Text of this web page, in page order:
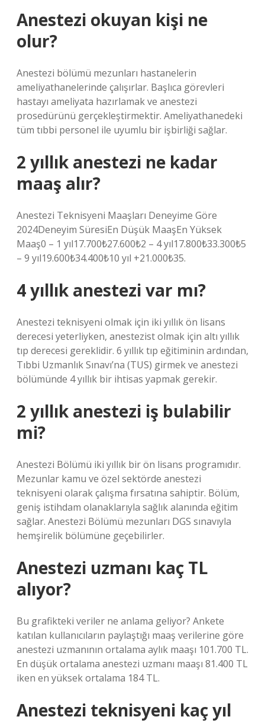
Anestezi okuyan kişi ne
olur?
Anestezi bölümü mezunları hastanelerin
ameliyathanelerinde çalışırlar. Başlıca görevleri
hastayı ameliyata hazırlamak ve anestezi
prosedürünü gerçekleştirmektir. Ameliyathanedeki
tüm tıbbi personel ile uyumlu bir işbirliği sağlar.
2 yıllık anestezi ne kadar
maaş alır?
Anestezi Teknisyeni Maaşları Deneyime Göre
2024Deneyim SüresiEn Düşük MaaşEn Yüksek
Maaş0 – 1 yıl17.700₺27.600₺2 – 4 yıl17.800₺33.300₺5
– 9 yıl19.600₺34.400₺10 yıl +21.000₺35.
4 yıllık anestezi var mı?
Anestezi teknisyeni olmak için iki yıllık ön lisans
derecesi yeterliyken, anestezist olmak için altı yıllık
tıp derecesi gereklidir. 6 yıllık tıp eğitiminin ardından,
Tıbbi Uzmanlık Sınavı’na (TUS) girmek ve anestezi
bölümünde 4 yıllık bir ihtisas yapmak gerekir.
2 yıllık anestezi iş bulabilir
mi?
Anestezi Bölümü iki yıllık bir ön lisans programıdır.
Mezunlar kamu ve özel sektörde anestezi
teknisyeni olarak çalışma fırsatına sahiptir. Bölüm,
geniş istihdam olanaklarıyla sağlık alanında eğitim
sağlar. Anestezi Bölümü mezunları DGS sınavıyla
hemşirelik bölümüne geçebilirler.
Anestezi uzmanı kaç TL
alıyor?
Bu grafikteki veriler ne anlama geliyor? Ankete
katılan kullanıcıların paylaştığı maaş verilerine göre
anestezi uzmanının ortalama aylık maaşı 101.700 TL.
En düşük ortalama anestezi uzmanı maaşı 81.400 TL
iken en yüksek ortalama 184 TL.
Anestezi teknisyeni kaç yıl